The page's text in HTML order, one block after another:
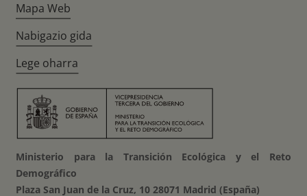
Mapa Web
Nabigazio gida
Lege oharra
Ministerio para la Transición Ecológica y el Reto
Demográfico
Plaza San Juan de la Cruz, 10 28071 Madrid (España)